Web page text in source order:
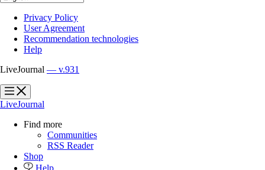
Privacy Policy
User Agreement
Recommendation technologies
Help
LiveJournal — v.931
?
?
LiveJournal
Find more
Communities
RSS Reader
Shop